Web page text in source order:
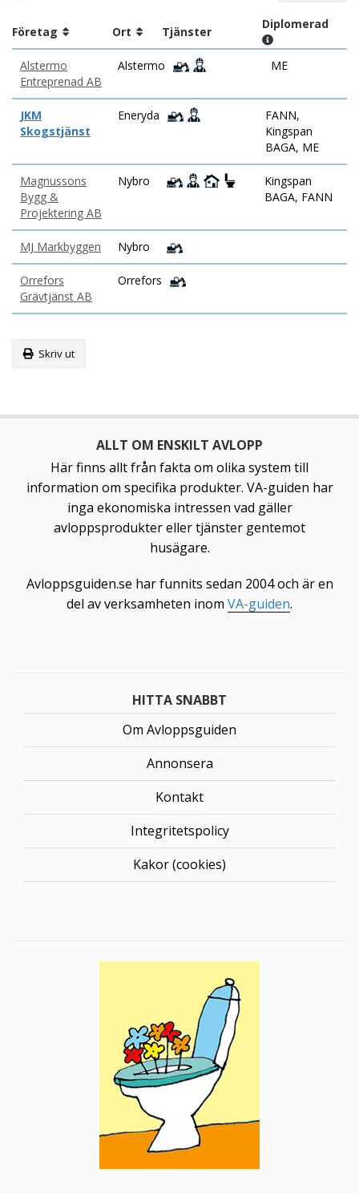
Företag Ort Tjänster
Diplomerad
Alstermo
Entreprenad AB
Alstermo ME
JKM
Skogstjänst
Eneryda
FANN,
Kingspan
BAGA, ME
Magnussons
Bygg &
Projektering AB
Nybro
Kingspan
BAGA, FANN
MJ Markbyggen Nybro
Orrefors
Grävtjänst AB
Orrefors
Skriv ut
ALLT OM ENSKILT AVLOPP
Här finns allt från fakta om olika system till
information om specifika produkter. VA-guiden har
inga ekonomiska intressen vad gäller
avloppsprodukter eller tjänster gentemot
husägare.
Avloppsguiden.se har funnits sedan 2004 och är en
del av verksamheten inom VA-guiden.
HITTA SNABBT
Om Avloppsguiden
Annonsera
Kontakt
Integritetspolicy
Kakor (cookies)